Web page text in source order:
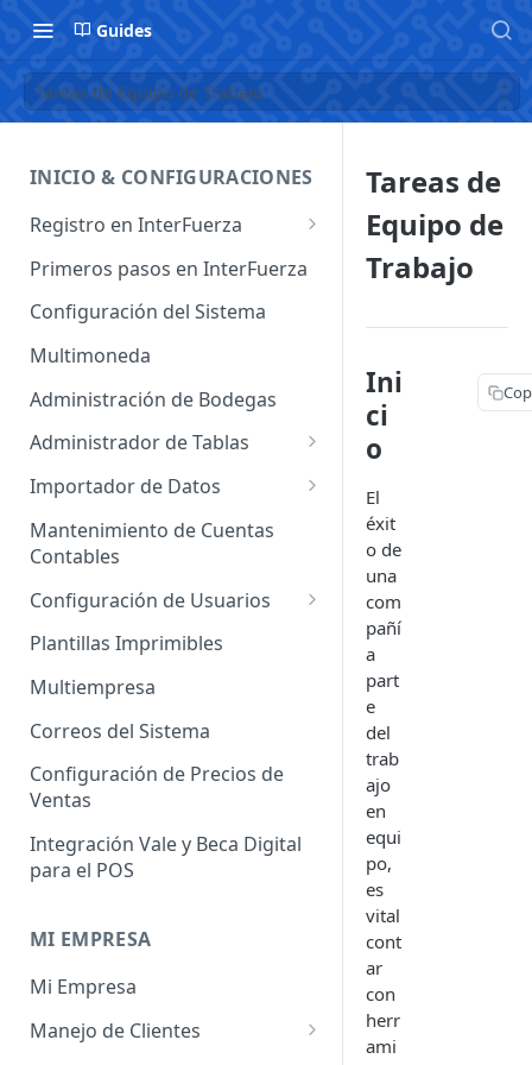
Guides
Tareas de Equipo de Trabajo
INICIO & CONFIGURACIONES
Registro en InterFuerza
Iniciar Sesión en InterFuerza
Recuperar Contraseña
Cómo pagar en línea sus
Primeros pasos en InterFuerza
Configuración del Sistema
Multimoneda
Administración de Bodegas
Administrador de Tablas
Administrador de Tablas de
Clientes
Administrador de Tablas para
Administrador de Tablas para
CRM
Administrador de Tablas para
Impuestos
Inventario
Sistema
Administrador de Tablas de
Importador de Datos
Importador de Cuentas
Contables
Importador de Clientes
Importador de Proveedores
Importador de Productos
Importador de Activos Fijos
Importador de Lista de Precios
Importador de Ajuste de
Inventario
Importador de Prospectos
Cobrar
Importador de Cuentas por
Pagar
Mantenimiento de Cuentas
Contables
Configuración de Usuarios
Permisos de Usuarios
Usuarios Invitados
Perfil de Usuario
Cómo eliminar usuarios
Plantillas Imprimibles
Multiempresa
Correos del Sistema
Configuración de Precios de
Ventas
Integración Vale y Beca Digital
para el POS
MI EMPRESA
Mi Empresa
Manejo de Clientes
Tareas de
Equipo de
Trabajo
Ini
ci
o
El
éxit
o de
una
com
pañí
a
part
e
del
trab
ajo
en
equi
po,
es
vital
cont
ar
con
herr
ami